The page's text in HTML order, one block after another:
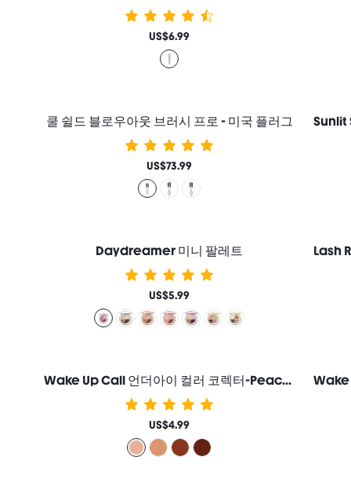
US$6.99
쿨 쉴드 블로우아웃 브러시 프로 - 미국 플러그
US$73.99
Daydreamer 미니 팔레트
US$5.99
Wake Up Call 언더아이 컬러 코렉터-Peach 여성과 소녀를 위한 브랜드 뷰티 코스메틱 메이크업
US$4.99